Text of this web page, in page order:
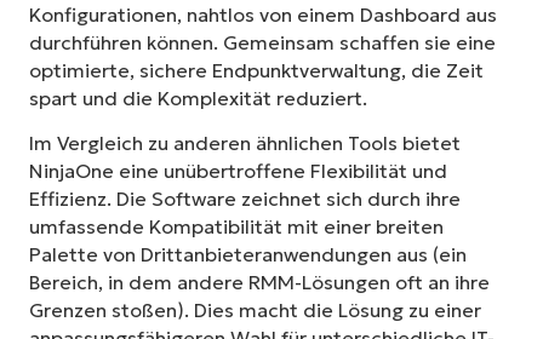
Konfigurationen, nahtlos von einem Dashboard aus
durchführen können. Gemeinsam schaffen sie eine
optimierte, sichere Endpunktverwaltung, die Zeit
spart und die Komplexität reduziert.
Im Vergleich zu anderen ähnlichen Tools bietet
NinjaOne eine unübertroffene Flexibilität und
Effizienz. Die Software zeichnet sich durch ihre
umfassende Kompatibilität mit einer breiten
Palette von Drittanbieteranwendungen aus (ein
Bereich, in dem andere RMM-Lösungen oft an ihre
Grenzen stoßen). Dies macht die Lösung zu einer